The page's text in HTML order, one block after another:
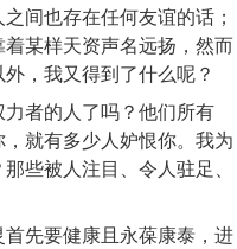
间也存在任何友谊的话；
某样天资声名远扬，然而
，我又得到了什么呢？
者的人了吗？他们所有
就有多少人妒恨你。我为
些被人注目、令人驻足、
先要健康且永葆康泰，进